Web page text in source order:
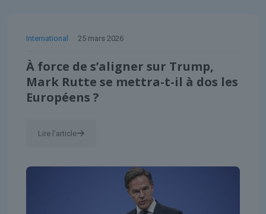
International 25 mars 2026
À force de s’aligner sur Trump,
Mark Rutte se mettra-t-il à dos les
Européens ?
Lire l'article